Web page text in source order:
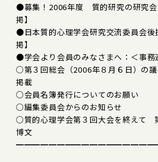
●募集！2006年度 質的研究の研究
掲】
●日本質的心理学会研究交流委員会
掲】
●学会より会員のみなさまへ：＜事務
○第３回総会（2006年８月６日）の
掲載
○会員名簿発行についてのお願い
○編集委員会からのお知らせ
○質的心理学会第３回大会を終え
博文